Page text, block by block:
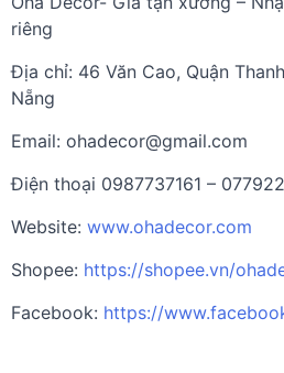
riêng
Địa chỉ: 46 Văn Cao, Quận
Nẵng
Email: ohadecor@gmail.com
Điện thoại 0987737161 –
Website: www.ohadecor.com
Shopee: https://shopee.vn/
Facebook: https://